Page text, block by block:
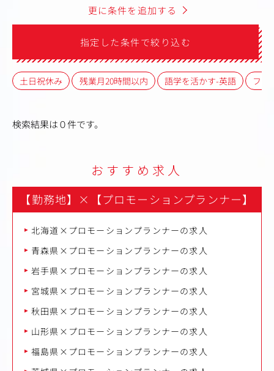
更に条件を追加する
指定した条件で絞り込む
土日祝休み 残業月20時間以内 語学を活かす-英語 フレ
検索結果は０件です。
おすすめ求人
【勤務地】 × 【プロモーションプランナー】
北海道×プロモーションプランナーの求人
青森県×プロモーションプランナーの求人
岩手県×プロモーションプランナーの求人
宮城県×プロモーションプランナーの求人
秋田県×プロモーションプランナーの求人
山形県×プロモーションプランナーの求人
福島県×プロモーションプランナーの求人